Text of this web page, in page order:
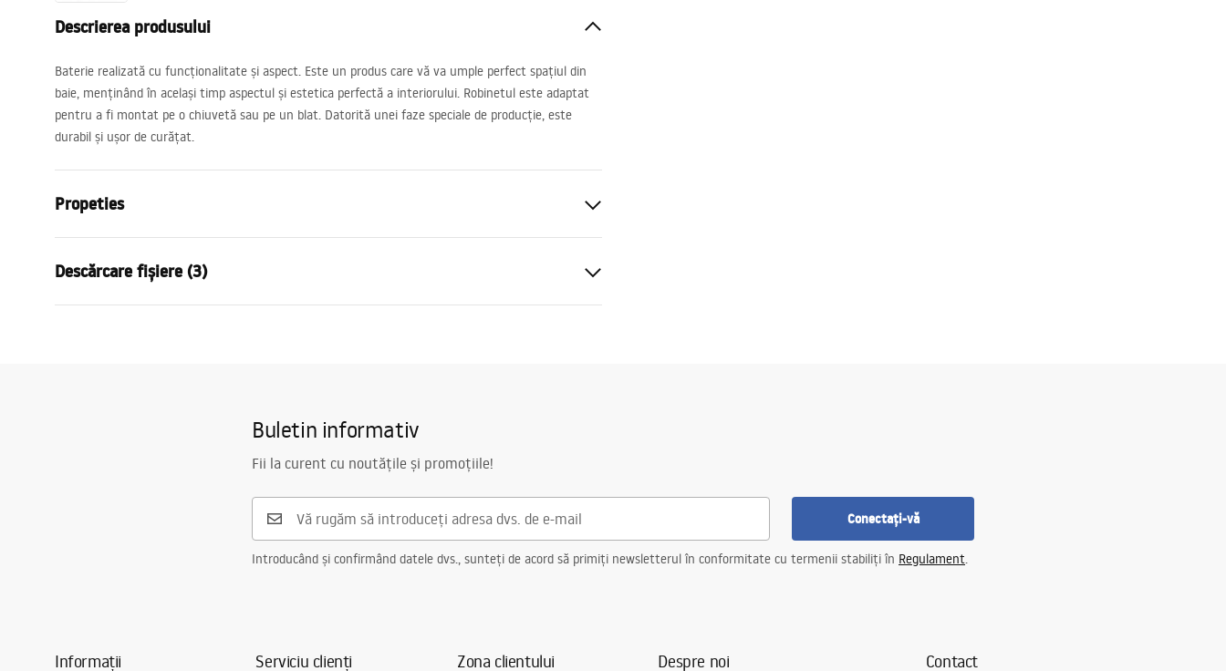
Descrierea produsului
Baterie realizată cu funcționalitate și aspect. Este un produs care vă va umple perfect spațiul din
baie, menținând în același timp aspectul și estetica perfectă a interiorului. Robinetul este adaptat
pentru a fi montat pe o chiuvetă sau pe un blat. Datorită unei faze speciale de producție, este
durabil și ușor de curățat.
Propeties
Metodă de montaj
Culoare
Titan
345mm
5 ani
Descărcare fișiere (3)
Safety_Information_Faucets.pdf
Buletin informativ
Fii la curent cu noutățile și promoțiile!
Conectați-vă
Introducând și confirmând datele dvs., sunteți de acord să primiți newsletterul în conformitate cu termenii stabiliți în Regulament.
Informații Serviciu clienți Zona clientului Despre noi Contact